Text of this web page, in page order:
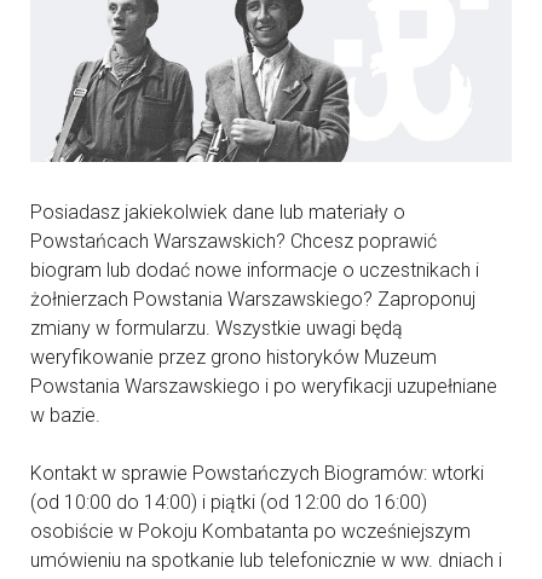
Posiadasz jakiekolwiek dane lub materiały o
Powstańcach Warszawskich? Chcesz poprawić
biogram lub dodać nowe informacje o uczestnikach i
żołnierzach Powstania Warszawskiego? Zaproponuj
zmiany w formularzu. Wszystkie uwagi będą
weryfikowanie przez grono historyków Muzeum
Powstania Warszawskiego i po weryfikacji uzupełniane
w bazie.
Kontakt w sprawie Powstańczych Biogramów: wtorki
(od 10:00 do 14:00) i piątki (od 12:00 do 16:00)
osobiście w Pokoju Kombatanta po wcześniejszym
umówieniu na spotkanie lub telefonicznie w ww. dniach i